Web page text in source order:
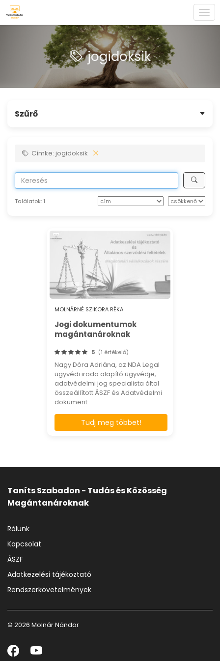
jogidoksik
Szűrő
Címke: jogidoksik
Találatok: 1
MOLNÁRNÉ SZIKORA RÉKA
Jogi dokumentumok
magántanároknak
5 (1 értékelő)
Nagy Dóra Adriána, az NDA Legal
ügyvédi iroda alapító ügyvédje,
adatvédelmi jog specialista által
összeállított ÁSZF és Adatvédelmi
dokument
Tudj meg többet!
Taníts Szabadon - Tudás és Közösség
Magántanároknak
Rólunk
Kapcsolat
ÁSZF
Adatkezelési tájékoztató
Rendszerkövetelmények
© 2026 Molnár Nándor